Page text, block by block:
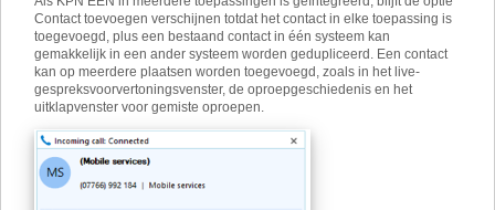
Contact toevoegen verschijnen totdat het contact in elke toepassing is
toegevoegd, plus een bestaand contact in één systeem kan
gemakkelijk in een ander systeem worden gedupliceerd. Een contact
kan op meerdere plaatsen worden toegevoegd, zoals in het live-
gespreksvoorvertoningsvenster, de oproepgeschiedenis en het
uitklapvenster voor gemiste oproepen.